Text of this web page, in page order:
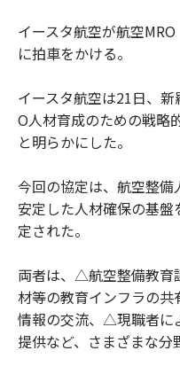
イースタ航空が航空
に拍車をかける。
イースタ航空は21日、
O人材育成のための戦略
と明らかにした。
今回の協定は、航空整
安定した人材確保の基
定された。
両者は、△航空整備教
材等の教育インフラの
情報の交流、△現職者に
提供など、さまざまな分